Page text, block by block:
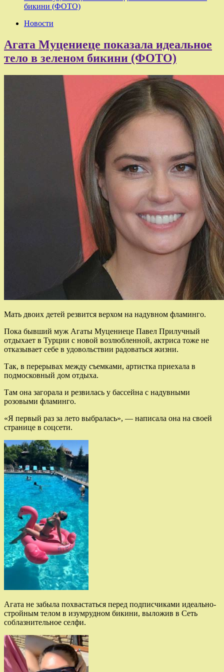
бикини (ФОТО)
Новости
Агата Муцениеце показала идеальное
тело в зеленом бикини (ФОТО)
Мать двоих детей резвится верхом на надувном фламинго.
Пока бывший муж Агаты Муцениеце Павел Прилучный
отдыхает в Турции с новой возлюбленной, актриса тоже не
отказывает себе в удовольствии радоваться жизни.
Так, в перерывах между съемками, артистка приехала в
подмосковный дом отдыха.
Там она загорала и резвилась у бассейна с надувными
розовыми фламинго.
«Я первый раз за лето выбралась», — написала она на своей
странице в соцсети.
Агата не забыла похвастаться перед подписчиками идеально-
стройным телом в изумрудном бикини, выложив в Сеть
соблазнительное селфи.